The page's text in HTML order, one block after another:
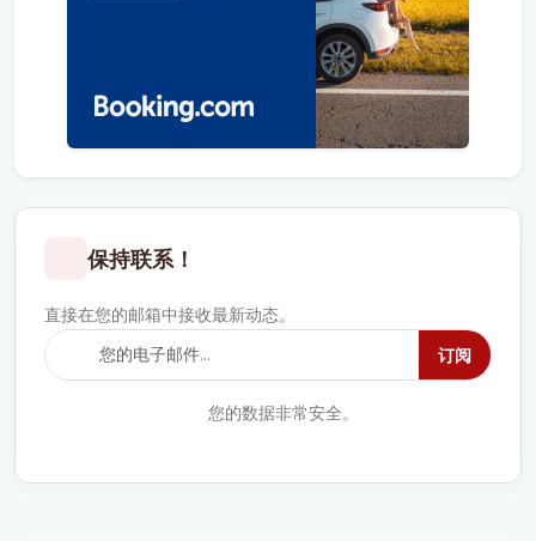
保持联系！
直接在您的邮箱中接收最新动态。
订阅
您的数据非常安全。